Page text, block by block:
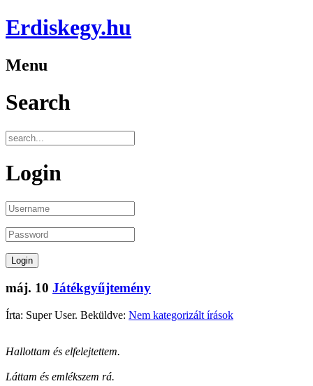
Erdiskegy.hu
Menu
Search
Login
máj. 10 Játékgyűjtemény
Írta: Super User. Beküldve: Nem kategorizált írások
Hallottam és elfelejtettem.
Láttam és emlékszem rá.